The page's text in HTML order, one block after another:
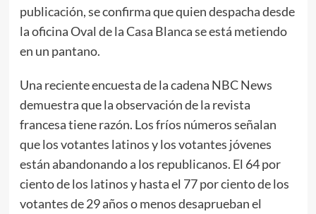
publicación, se confirma que quien despacha desde
la oficina Oval de la Casa Blanca se está metiendo
en un pantano.
Una reciente encuesta de la cadena NBC News
demuestra que la observación de la revista
francesa tiene razón. Los fríos números señalan
que los votantes latinos y los votantes jóvenes
están abandonando a los republicanos. El 64 por
ciento de los latinos y hasta el 77 por ciento de los
votantes de 29 años o menos desaprueban el